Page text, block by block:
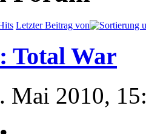
Letzter Beitrag von
Total War
Mai 2010,